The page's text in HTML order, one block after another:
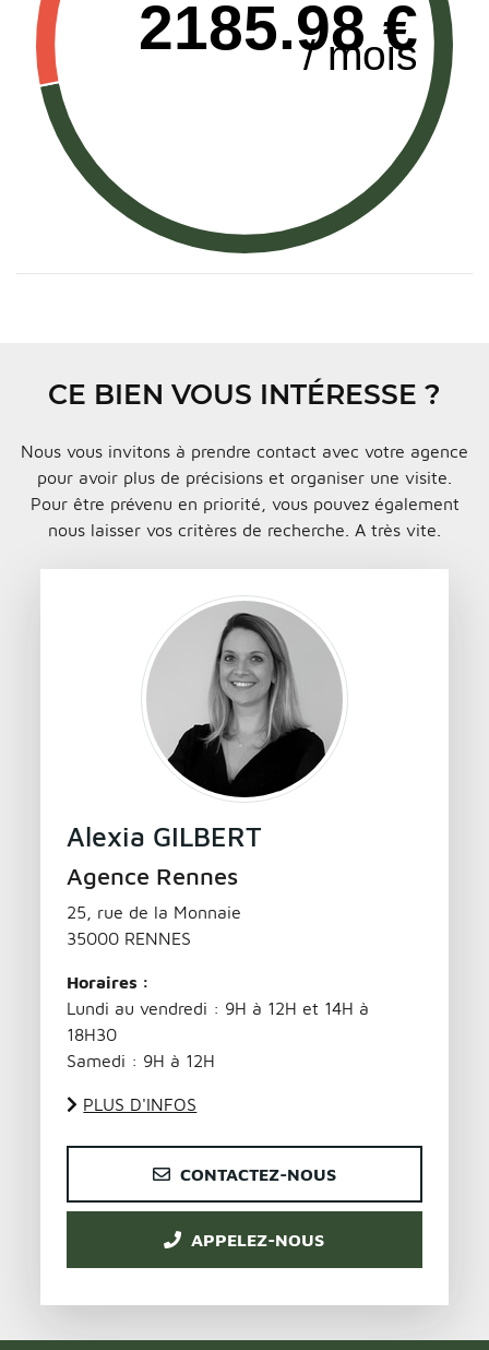
CE BIEN VOUS INTÉRESSE ?
Nous vous invitons à prendre contact avec votre agence
pour avoir plus de précisions et organiser une visite.
Pour être prévenu en priorité, vous pouvez également
nous laisser vos critères de recherche. A très vite.
Alexia GILBERT
Agence Rennes
25, rue de la Monnaie
35000 RENNES
Horaires :
Lundi au vendredi : 9H à 12H et 14H à
18H30
Samedi : 9H à 12H
PLUS D'INFOS
CONTACTEZ-NOUS
APPELEZ-NOUS